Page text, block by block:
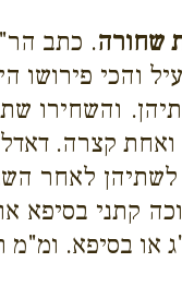
שחורה. כתב
והכי
והשחירו
קצרה.
לאחר
קתני בסיפא
או בסיפא.